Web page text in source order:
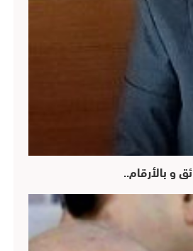
و بالأرقام..